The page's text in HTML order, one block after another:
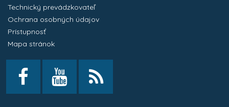
Technický prevádzkovateľ
Ochrana osobných údajov
Prístupnosť
Mapa stránok